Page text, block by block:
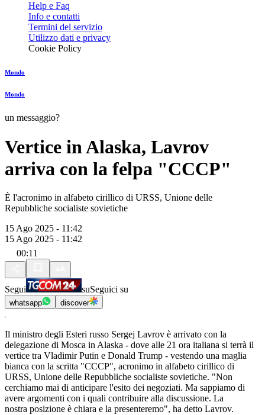
Help e Faq
Info e contatti
Termini del servizio
Utilizzo dati e privacy
Cookie Policy
Mondo
Mondo
un messaggio?
Vertice in Alaska, Lavrov
arriva con la felpa "CCCP"
È l'acronimo in alfabeto cirillico di URSS, Unione delle
Repubbliche socialiste sovietiche
15 Ago 2025 - 11:42
15 Ago 2025 - 11:42
00:11
Segui suSeguici su
whatsapp discover
Il ministro degli Esteri russo Sergej Lavrov è arrivato con la
delegazione di Mosca in Alaska - dove alle 21 ora italiana si terrà il
vertice tra Vladimir Putin e Donald Trump - vestendo una maglia
bianca con la scritta "CCCP", acronimo in alfabeto cirillico di
URSS, Unione delle Repubbliche socialiste sovietiche. "Non
cerchiamo mai di anticipare l'esito dei negoziati. Ma sappiamo di
avere argomenti con i quali contribuire alla discussione. La
nostra posizione è chiara e la presenteremo", ha detto Lavrov.